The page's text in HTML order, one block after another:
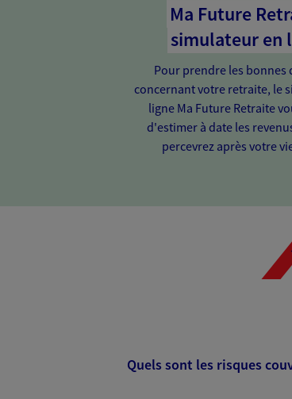
Ma Future
simulateur en
Pour prendre les bonnes
concernant votre retraite, le
ligne Ma Future Retraite
d'estimer à date les
percevrez après votre
Quels sont les risques